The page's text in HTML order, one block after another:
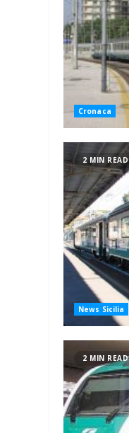
Cronaca
2 MIN READ
News Sicilia
2 MIN READ